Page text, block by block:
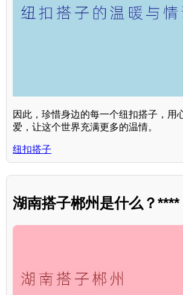
因此，珍惜身边的每一个纽扣搭子，用
爱，让这个世界充满更多的温情。
纽扣搭子
湖南搭子郴州是什么？****